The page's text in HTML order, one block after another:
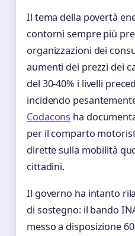
Il tema della povertà
contorni sempre più
organizzazioni dei
aumenti dei prezzi dei
del 30-40% i livelli
incidendo
Codacons ha
per il comparto
dirette sulla mobilità
cittadini.
Il governo ha intanto
di sostegno: il bando
messo a disposizione